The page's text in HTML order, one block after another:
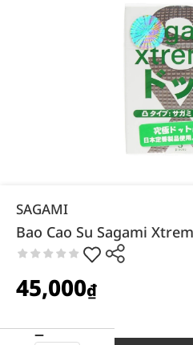
SAGAMI
Bao Cao Su Sagami
45,000₫